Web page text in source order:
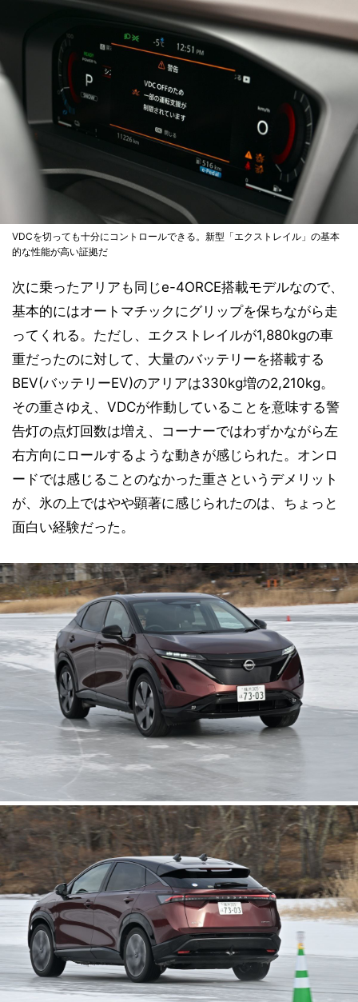
VDCを切っても十分にコントロールできる。新型「エクストレイル」の基本
的な性能が高い証拠だ
次に乗ったアリアも同じe-4ORCE搭載モデルなので、
基本的にはオートマチックにグリップを保ちながら走
ってくれる。ただし、エクストレイルが1,880kgの車
重だったのに対して、大量のバッテリーを搭載する
BEV(バッテリーEV)のアリアは330kg増の2,210kg。
その重さゆえ、VDCが作動していることを意味する警
告灯の点灯回数は増え、コーナーではわずかながら左
右方向にロールするような動きが感じられた。オンロ
ードでは感じることのなかった重さというデメリット
が、氷の上ではやや顕著に感じられたのは、ちょっと
面白い経験だった。